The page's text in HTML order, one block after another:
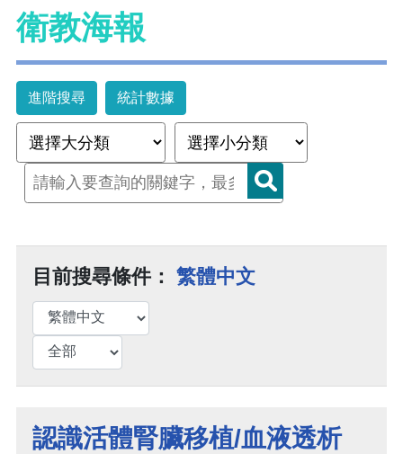
衛教海報
進階搜尋 統計數據
目前搜尋條件： 繁體中文
認識活體腎臟移植/血液透析